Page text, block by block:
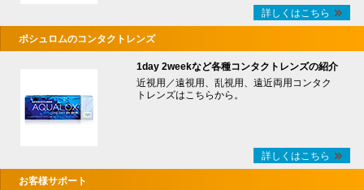
詳しくはこちら
ボシュロムのコンタクトレンズ
1day 2weekなど各種コンタクトレンズの紹介
近視用／遠視用、乱視用、遠近両用コンタク
トレンズはこちらから。
詳しくはこちら
お客様サポート